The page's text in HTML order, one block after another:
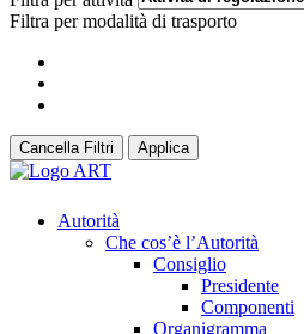
Filtra per modalità di trasporto
Cancella Filtri Applica
Autorità
Che cos’è l’Autorità
Consiglio
Presidente
Componenti
Organigramma